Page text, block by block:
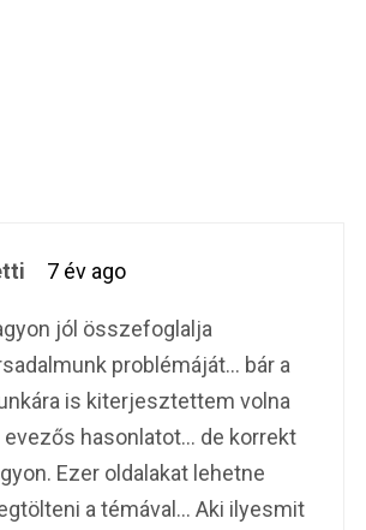
7 év ago
jól összefoglalja
problémáját… bár a
is kiterjesztettem volna
evezős hasonlatot… de korrekt
Ezer oldalakat lehetne
a témával… Aki ilyesmit